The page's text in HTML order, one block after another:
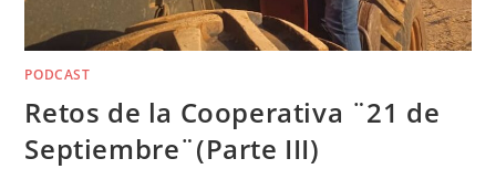
PODCAST
Retos de la Cooperativa ¨21 de
Septiembre¨(Parte III)